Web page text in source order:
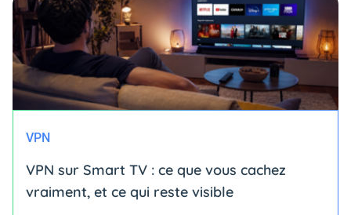
VPN
VPN sur Smart TV : ce que vous cachez
vraiment, et ce qui reste visible